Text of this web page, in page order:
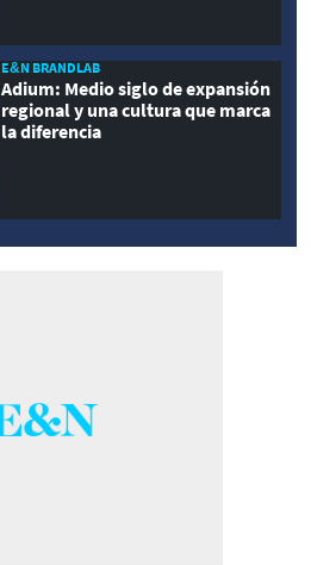
E&N BRANDLAB
Adium: Medio siglo de expansión
regional y una cultura que marca
la diferencia